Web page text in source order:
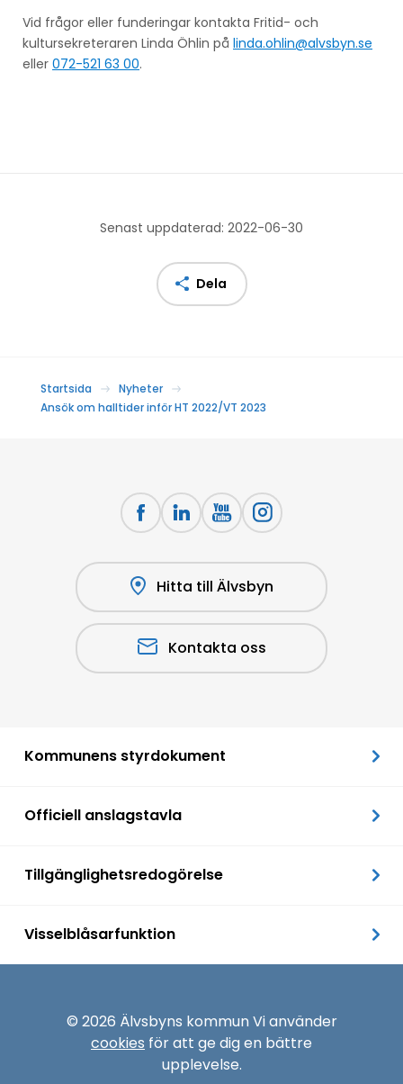
Vid frågor eller funderingar kontakta Fritid- och
kultursekreteraren Linda Öhlin på linda.ohlin@alvsbyn.se
eller 072-521 63 00.
Senast uppdaterad: 2022-06-30
Dela
Startsida
Nyheter
Ansök om halltider inför HT 2022/VT 2023
Hitta till Älvsbyn
Kontakta oss
Kommunens styrdokument
Officiell anslagstavla
Tillgänglighetsredogörelse
Visselblåsarfunktion
© 2026 Älvsbyns kommun Vi använder
cookies för att ge dig en bättre
upplevelse.